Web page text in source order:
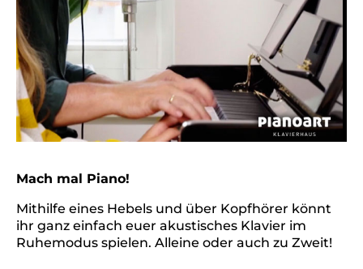
Mach mal Piano!
Mithilfe eines Hebels und über Kopfhörer könnt
ihr ganz einfach euer akustisches Klavier im
Ruhemodus spielen. Alleine oder auch zu Zweit!